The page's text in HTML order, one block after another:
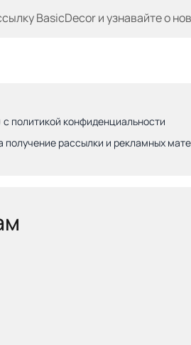
BasicDecor и узнавайтео
политикой конфиденциальности
рассылки и рекламных